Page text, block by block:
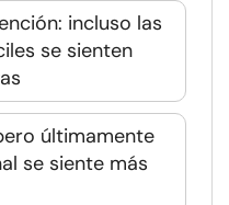
incluso las
se sienten
últimamente
se siente más